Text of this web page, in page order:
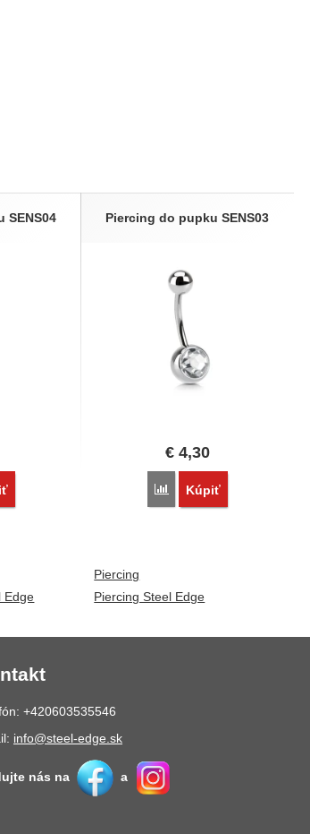
SENS04 Piercing do pupku SENS03
€4,30
Porovnať
Kúpiť
Edge
Piercing
Piercing Steel Edge
+420603535546
info@steel-edge.sk
nás na a